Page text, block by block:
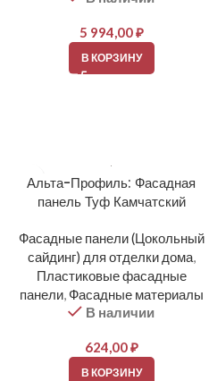
5 994,00₽
В КОРЗИНУ
Альта-Профиль: Фасадная
панель Туф Камчатский
Фасадные панели (Цокольный
сайдинг) для отделки дома,
Пластиковые фасадные
панели, Фасадные материалы
В наличии
624,00₽
В КОРЗИНУ